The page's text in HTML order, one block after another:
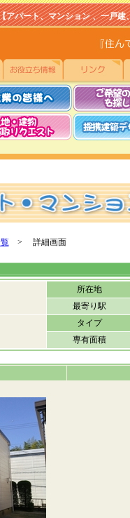
ト、マンション 、一戸建、
> 詳細画面
所在地
最寄り駅
タイプ
専有面積